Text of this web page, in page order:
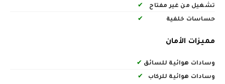
تشغيل من غير مفتاح
✔
حساسات خلفية
✔
مميزات الأمان
وسادات هوائية للسائق ✔
وسادات هوائية للركاب
✔